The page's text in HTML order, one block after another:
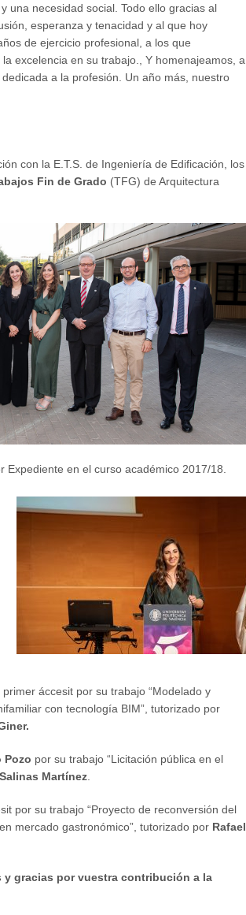
una necesidad social. Todo ello gracias al
esperanza y tenacidad y al que hoy
de ejercicio profesional, a los que
excelencia en su trabajo., Y homenajeamos, a
a la profesión. Un año más, nuestro
con la E.T.S. de Ingeniería de Edificación, los
Fin de Grado (TFG) de Arquitectura
en el curso académico 2017/18.
primer áccesit por su trabajo “Modelado y
con tecnología BIM”, tutorizado por
Pozo por su trabajo “Licitación pública en el
Martínez
por su trabajo “Proyecto de reconversión del
mercado gastronómico”, tutorizado por Rafael
y gracias por vuestra contribución a la